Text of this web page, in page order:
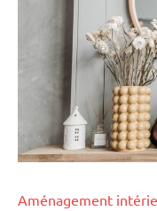
Aménagement